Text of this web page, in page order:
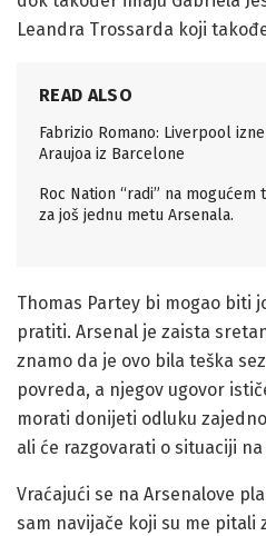
Leandra Trossarda koji
READ ALSO
Fabrizio Romano: Liverpool
Araujoa iz Barcelone
Roc Nation “radi” na
za još jednu metu Arsenala.
Thomas Partey bi mogao biti
pratiti. Arsenal je zaista
znamo da je ovo bila teška
povreda, a njegov ugovor
morati donijeti odluku
ali će razgovarati o situaciji
Vraćajući se na Arsenalove
sam navijače koji su me pitali